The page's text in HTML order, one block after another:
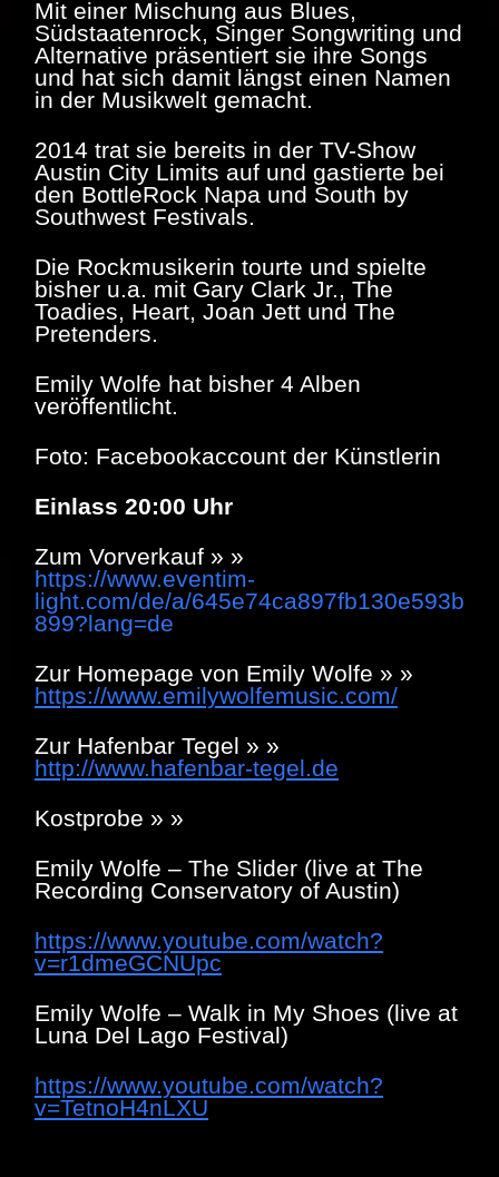
Mit einer Mischung aus Blues,
Südstaatenrock, Singer Songwriting und
Alternative präsentiert sie ihre Songs
und hat sich damit längst einen Namen
in der Musikwelt gemacht.
2014 trat sie bereits in der TV-Show
Austin City Limits auf und gastierte bei
den BottleRock Napa und South by
Southwest Festivals.
Die Rockmusikerin tourte und spielte
bisher u.a. mit Gary Clark Jr., The
Toadies, Heart, Joan Jett und The
Pretenders.
Emily Wolfe hat bisher 4 Alben
veröffentlicht.
Foto: Facebookaccount der Künstlerin
Einlass 20:00 Uhr
Zum Vorverkauf » »
https://www.eventim-
light.com/de/a/645e74ca897fb130e593b
899?lang=de
Zur Homepage von Emily Wolfe » »
https://www.emilywolfemusic.com/
Zur Hafenbar Tegel » »
http://www.hafenbar-tegel.de
Kostprobe » »
Emily Wolfe – The Slider (live at The
Recording Conservatory of Austin)
https://www.youtube.com/watch?
v=r1dmeGCNUpc
Emily Wolfe – Walk in My Shoes (live at
Luna Del Lago Festival)
https://www.youtube.com/watch?
v=TetnoH4nLXU